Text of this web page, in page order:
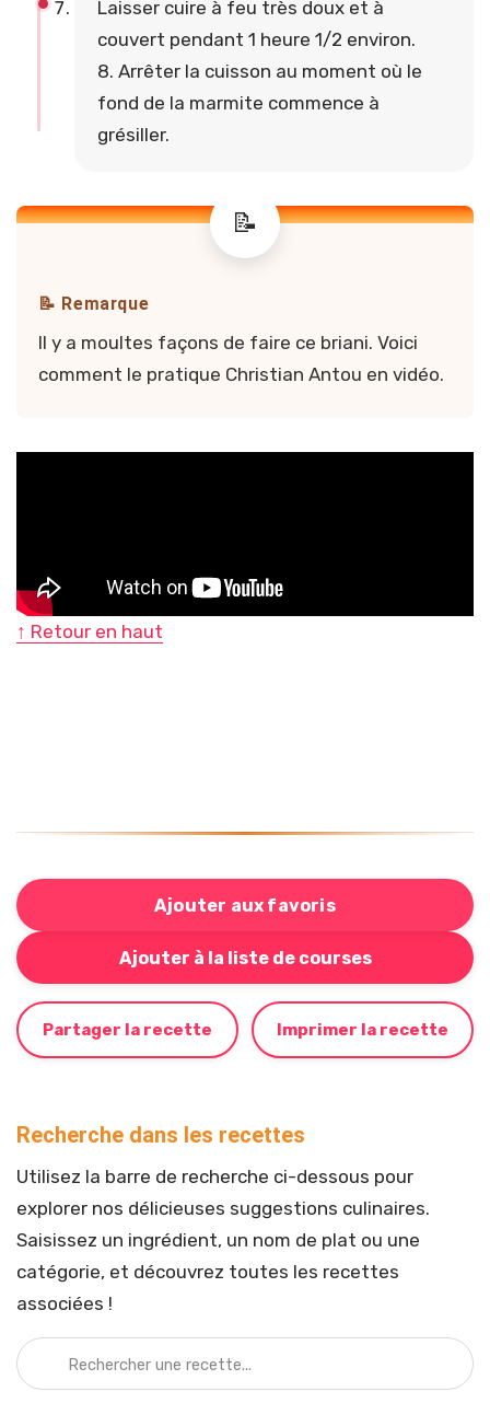
Laisser cuire à feu très doux et à
couvert pendant 1 heure 1/2 environ.
8. Arrêter la cuisson au moment où le
fond de la marmite commence à
grésiller.
📝 Remarque
Il y a moultes façons de faire ce briani. Voici
comment le pratique Christian Antou en vidéo.
↑ Retour en haut
Ajouter aux favoris
Ajouter à la liste de courses
Bouton pour ajouter cette recette à votre liste de
Partager la recette Imprimer la recette
Recherche dans les recettes
Utilisez la barre de recherche ci-dessous pour
explorer nos délicieuses suggestions culinaires.
Saisissez un ingrédient, un nom de plat ou une
catégorie, et découvrez toutes les recettes
associées !